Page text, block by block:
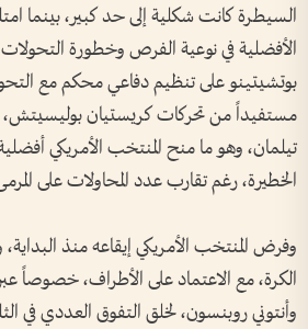
السيطرة كانت شكلية إلى حد كبير، بينما
الأفضلية في نوعية الفرص وخطورة
بوتشيتينو على تنظيم دفاعي محكم مع
مستفيداً من تحركات كريستيان بوليسيتش،
تيلمان، وهو ما منح المنتخب الأمريكي
الخطيرة، رغم تقارب عدد المحاولات على
وفرض المنتخب الأمريكي إيقاعه منذ
الكرة، مع الاعتماد على الأطراف، خصوصاً
وأنتوني روبنسون، لخلق التفوق العددي في